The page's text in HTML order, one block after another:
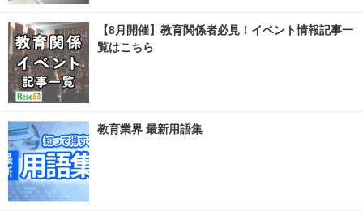
【8月開催】教育関係者必見！イベント情報記事一
覧はこちら
教育業界 最新用語集